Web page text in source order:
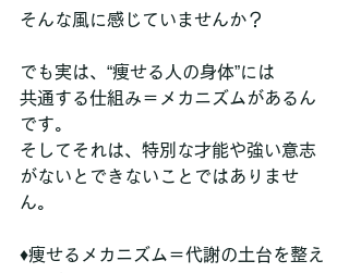
そんな風に感じていませんか？
でも実は、“痩せる人の身体”には
共通する仕組み＝メカニズムがあるん
です。
そしてそれは、特別な才能や強い意志
がないとできないことではありませ
ん。
♦︎痩せるメカニズム＝代謝の土台を整え